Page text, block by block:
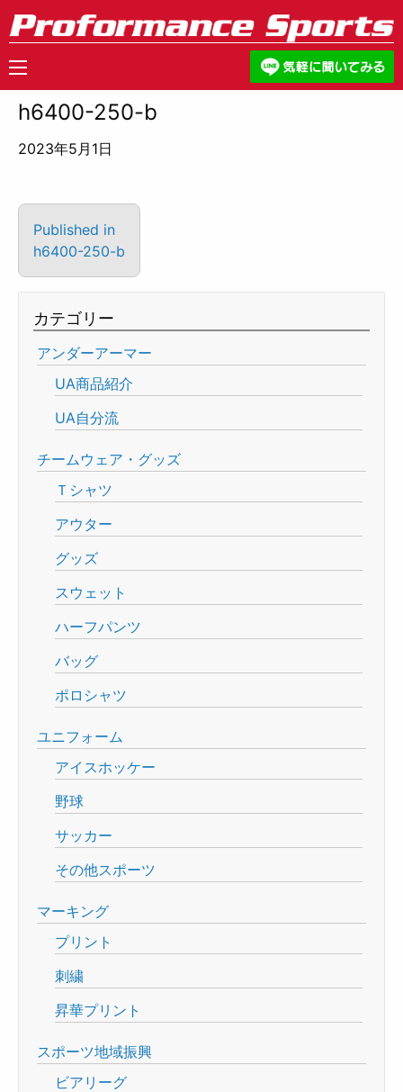
h6400-250-b
2023年5月1日
Published in
h6400-250-b
カテゴリー
アンダーアーマー
UA商品紹介
UA自分流
チームウェア・グッズ
Ｔシャツ
アウター
グッズ
スウェット
ハーフパンツ
バッグ
ポロシャツ
ユニフォーム
アイスホッケー
野球
サッカー
その他スポーツ
マーキング
プリント
刺繍
昇華プリント
スポーツ地域振興
ビアリーグ